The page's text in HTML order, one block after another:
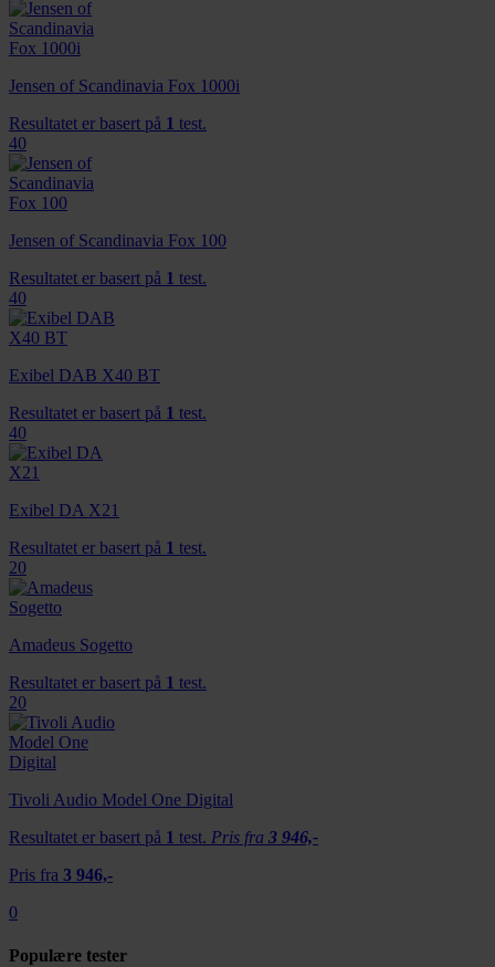
Jensen of Scandinavia Fox 1000i
Resultatet er basert på 1 test.
40
Jensen of Scandinavia Fox 100
Resultatet er basert på 1 test.
40
Exibel DAB X40 BT
Resultatet er basert på 1 test.
40
Exibel DA X21
Resultatet er basert på 1 test.
20
Amadeus Sogetto
Resultatet er basert på 1 test.
20
Tivoli Audio Model One Digital
Resultatet er basert på 1 test. Pris fra 3 946,-
Pris fra 3 946,-
0
Populære tester